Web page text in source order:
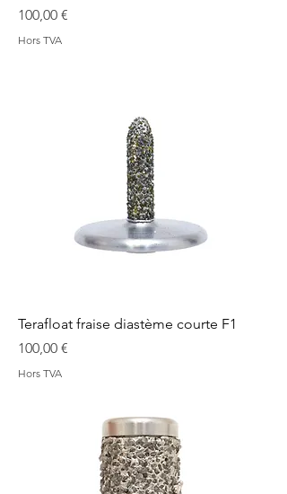
Prix
100,00 €
Hors TVA
Terafloat fraise diastème courte F1
Prix
100,00 €
Hors TVA